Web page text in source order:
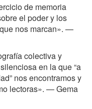
de memoria
el poder y los
nos marcan». —
colectiva y
en la que “a
nos encontramos y
lectoras». — Gema